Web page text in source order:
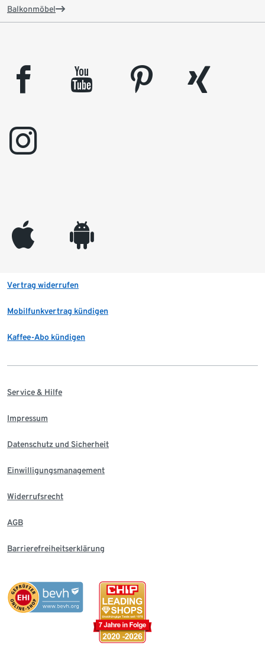
Balkonmöbel
facebook youtube pinterest
xing
instagram
appleinc android
Vertrag widerrufen
Mobilfunkvertrag kündigen
Kaffee-Abo kündigen
Service & Hilfe
Impressum
Datenschutz und Sicherheit
Einwilligungsmanagement
Widerrufsrecht
AGB
Barrierefreiheitserklärung